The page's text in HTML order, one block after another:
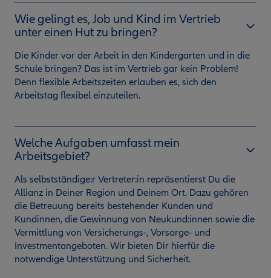
Wie gelingt es, Job und Kind im Vertrieb
unter einen Hut zu bringen?
Die Kinder vor der Arbeit in den Kindergarten und in die
Schule bringen? Das ist im Vertrieb gar kein Problem!
Denn flexible Arbeitszeiten erlauben es, sich den
Arbeitstag flexibel einzuteilen.
Welche Aufgaben umfasst mein
Arbeitsgebiet?
Als selbstständige:r Vertreter:in repräsentierst Du die
Allianz in Deiner Region und Deinem Ort. Dazu gehören
die Betreuung bereits bestehender Kunden und
Kundinnen, die Gewinnung von Neukund:innen sowie die
Vermittlung von Versicherungs-, Vorsorge- und
Investmentangeboten. Wir bieten Dir hierfür die
notwendige Unterstützung und Sicherheit.